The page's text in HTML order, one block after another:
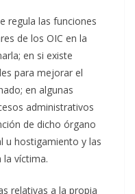
regula las funciones
de los OIC en la
en si existe
para mejorar el
en algunas
administrativos
de dicho órgano
u hostigamiento y las
la víctima.
relativas a la propia